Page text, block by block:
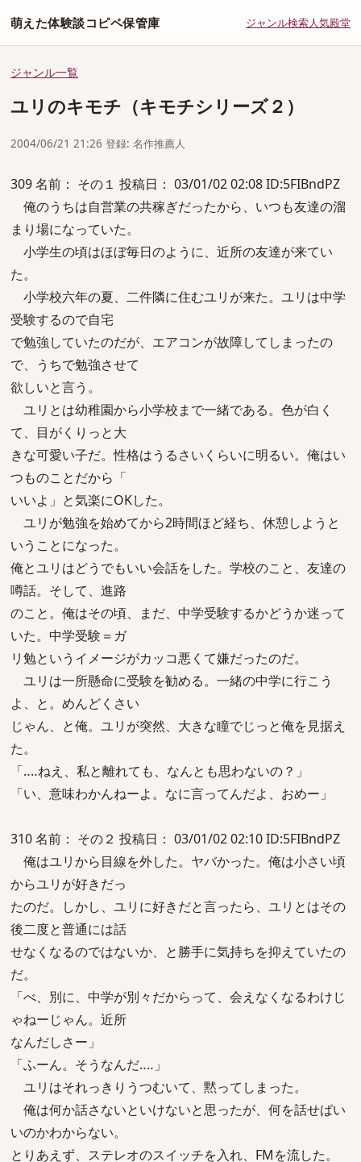
萌えた体験談コピペ保管庫 ジャンル検索人気殿堂
ジャンル一覧
ユリのキモチ（キモチシリーズ２）
2004/06/21 21:26 登録: 名作推薦人
309 名前： その１ 投稿日： 03/01/02 02:08 ID:5FIBndPZ
俺のうちは自営業の共稼ぎだったから、いつも友達の溜
まり場になっていた。
小学生の頃はほぼ毎日のように、近所の友達が来てい
た。
小学校六年の夏、二件隣に住むユリが来た。ユリは中学
受験するので自宅
で勉強していたのだが、エアコンが故障してしまったの
で、うちで勉強させて
欲しいと言う。
ユリとは幼稚園から小学校まで一緒である。色が白く
て、目がくりっと大
きな可愛い子だ。性格はうるさいくらいに明るい。俺はい
つものことだから「
いいよ」と気楽にOKした。
ユリが勉強を始めてから2時間ほど経ち、休憩しようと
いうことになった。
俺とユリはどうでもいい会話をした。学校のこと、友達の
噂話。そして、進路
のこと。俺はその頃、まだ、中学受験するかどうか迷って
いた。中学受験＝ガ
リ勉というイメージがカッコ悪くて嫌だったのだ。
ユリは一所懸命に受験を勧める。一緒の中学に行こう
よ、と。めんどくさい
じゃん、と俺。ユリが突然、大きな瞳でじっと俺を見据え
た。
「‥‥ねえ、私と離れても、なんとも思わないの？」
「い、意味わかんねーよ。なに言ってんだよ、おめー」
310 名前： その２ 投稿日： 03/01/02 02:10 ID:5FIBndPZ
俺はユリから目線を外した。ヤバかった。俺は小さい頃
からユリが好きだっ
たのだ。しかし、ユリに好きだと言ったら、ユリとはその
後二度と普通には話
せなくなるのではないか、と勝手に気持ちを抑えていたの
だ。
「べ、別に、中学が別々だからって、会えなくなるわけじ
ゃねーじゃん。近所
なんだしさー」
「ふーん。そうなんだ‥‥」
ユリはそれっきりうつむいて、黙ってしまった。
俺は何か話さないといけないと思ったが、何を話せばい
いのかわからない。
とりあえず、ステレオのスイッチを入れ、FMを流した。